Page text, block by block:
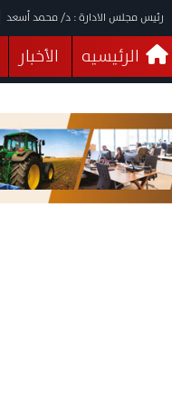
رئيس مجلس الادارة : د/ محمد أسعد
الرئيسيه الأخبار
فيديوهات
البرلمان